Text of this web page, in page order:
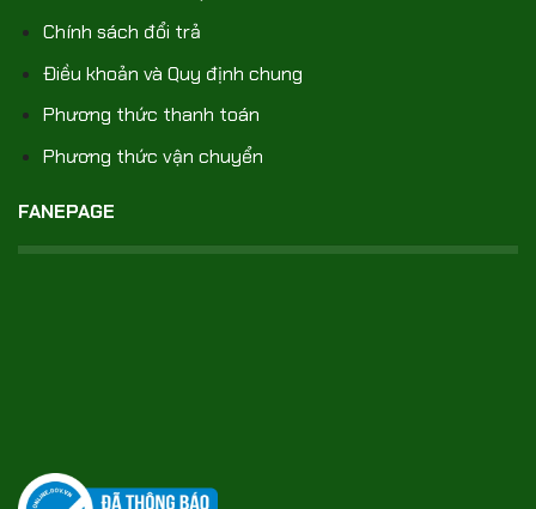
Chính sách đổi trả
Điều khoản và Quy định chung
Phương thức thanh toán
Phương thức vận chuyển
FANEPAGE